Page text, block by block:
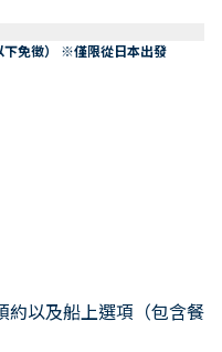
下免徵） ※僅限從日本出發
約以及船上選項（包含餐